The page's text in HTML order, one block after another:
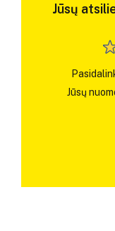
Jūsų
Jūsų